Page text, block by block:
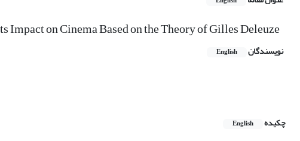
on Cinema Based on the Theory of Gilles Deleuze
نویسندگان English
چکیده
English